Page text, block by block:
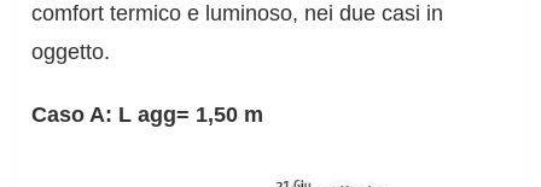
comfort termico e luminoso, nei due casi in
oggetto.
Caso A: L agg= 1,50 m